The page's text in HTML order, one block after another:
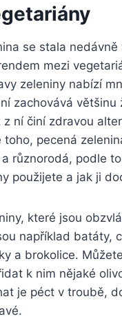
se stala nedávně
mezi
zeleniny nabízí
zachovává většinu
z ní činí zdravou
toho, pecená
různorodá, podle
použijete a jak ji
které jsou
například batáty,
a brokolice.
k nim nějaké
je péct v troubě,